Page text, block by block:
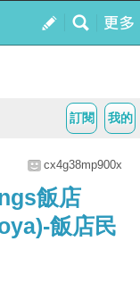
我的
訂閱
cx4g38mp900x
飯店
飯店民